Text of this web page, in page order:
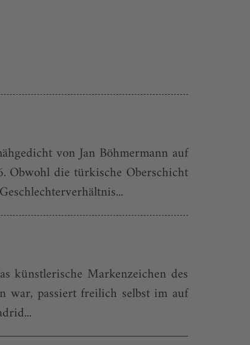
von Jan Böhmermann auf
Obwohl die türkische Oberschicht
künstlerische Markenzeichen des
war, passiert freilich selbst im auf